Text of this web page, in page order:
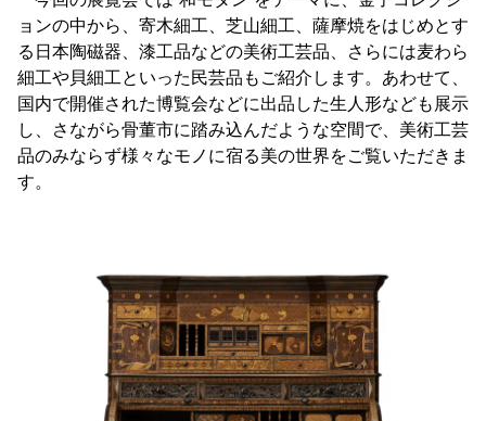
ョンの中から、寄木細工、芝山細工、薩摩焼をはじめとす
る日本陶磁器、漆工品などの美術工芸品、さらには麦わら
細工や貝細工といった民芸品もご紹介します。あわせて、
国内で開催された博覧会などに出品した生人形なども展示
し、さながら骨董市に踏み込んだような空間で、美術工芸
品のみならず様々なモノに宿る美の世界をご覧いただきま
す。